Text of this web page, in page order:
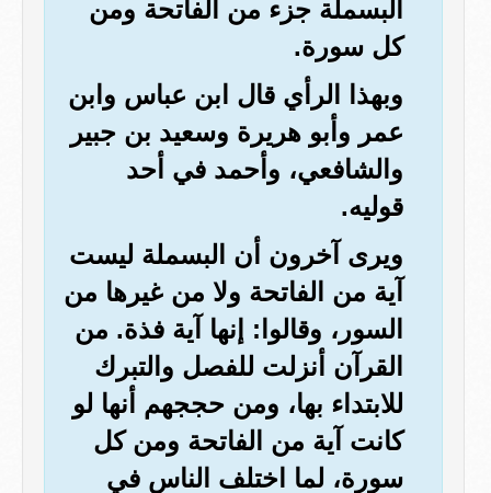
البسملة جزء من الفاتحة ومن
كل سورة.
وبهذا الرأي قال ابن عباس وابن
عمر وأبو هريرة وسعيد بن جبير
والشافعي، وأحمد في أحد
قوليه.
ويرى آخرون أن البسملة ليست
آية من الفاتحة ولا من غيرها من
السور، وقالوا: إنها آية فذة. من
القرآن أنزلت للفصل والتبرك
للابتداء بها، ومن حججهم أنها لو
كانت آية من الفاتحة ومن كل
سورة، لما اختلف الناس في